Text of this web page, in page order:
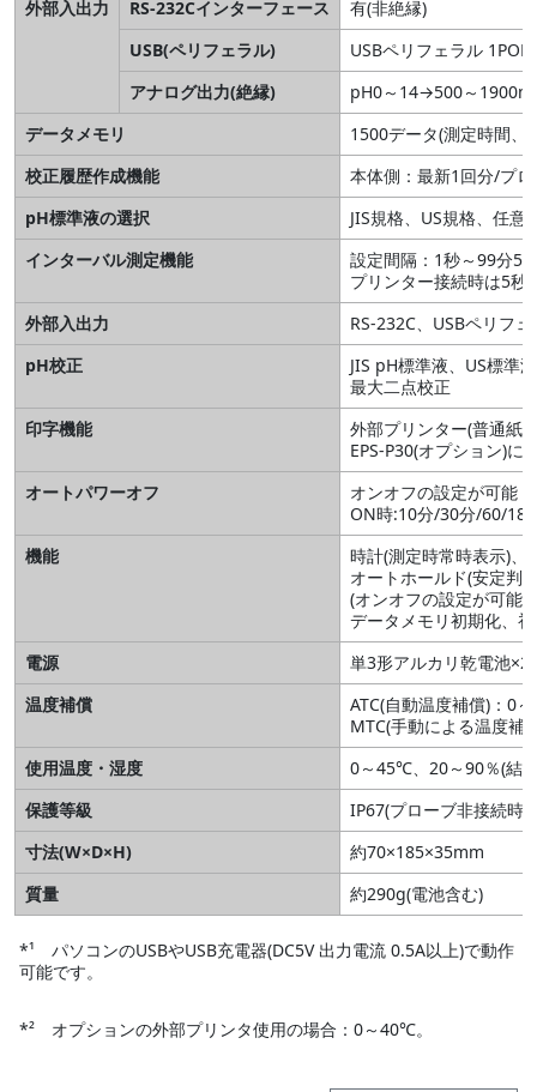
外部入出力 RS-232Cインターフェース
有(非絶縁)
USB(ペリフェラル)
USBペリフェラル
アナログ出力(絶縁)
pH0～14→500～
データメモリ
1500データ(測定時間、
校正履歴作成機能
本体側：最新1回分/プ
pH標準液の選択
JIS規格、US規格、任意
インターバル測定機能
設定間隔：1秒～99分
プリンター接続時は5秒
外部入出力
RS-232C、USBペリフ
pH校正
JIS pH標準液、US標準
最大二点校正
印字機能
外部プリンター(普通紙
EPS-P30(オプション)に
オートパワーオフ
オンオフの設定が可能
ON時:10分/30分/60/
機能
時計(測定時常時表示)、
オートホールド(安定判
(オンオフの設定が可能)
データメモリ初期化、
電源
単3形アルカリ乾電池×2
温度補償
ATC(自動温度補償)：0
MTC(手動による温度
使用温度・湿度
0～45℃、20～90％(結
保護等級
IP67(プローブ非接続時
寸法(W×D×H)
約70×185×35mm
質量
約290g(電池含む)
*¹ パソコンのUSBやUSB充電器(DC5V 出力電流 0.5A以上)で動作
可能です。
*² オプションの外部プリンタ使用の場合：0～40℃。